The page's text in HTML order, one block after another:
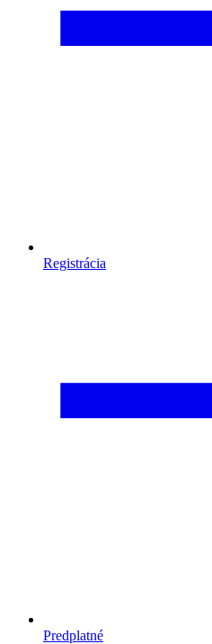
Registrácia
Predplatné